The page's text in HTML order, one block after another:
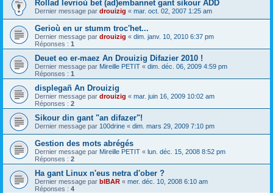
Rollad levrioù bet (ad)embannet gant sikour ADD
Dernier message par drouizig « mar. oct. 02, 2007 1:25 am
Gerioù en ur stumm troc'het...
Dernier message par drouizig « dim. janv. 10, 2010 6:37 pm
Réponses : 1
Deuet eo er-maez An Drouizig Difazier 2010 !
Dernier message par Mireille PETIT « dim. déc. 06, 2009 4:59 pm
Réponses : 1
displegañ An Drouizig
Dernier message par drouizig « mar. juin 16, 2009 10:02 am
Réponses : 2
Sikour din gant "an difazer"!
Dernier message par 100drine « dim. mars 29, 2009 7:10 pm
Gestion des mots abrégés
Dernier message par Mireille PETIT « lun. déc. 15, 2008 8:52 pm
Réponses : 2
Ha gant Linux n'eus netra d'ober ?
Dernier message par bIBAR « mer. déc. 10, 2008 6:10 am
Réponses : 4